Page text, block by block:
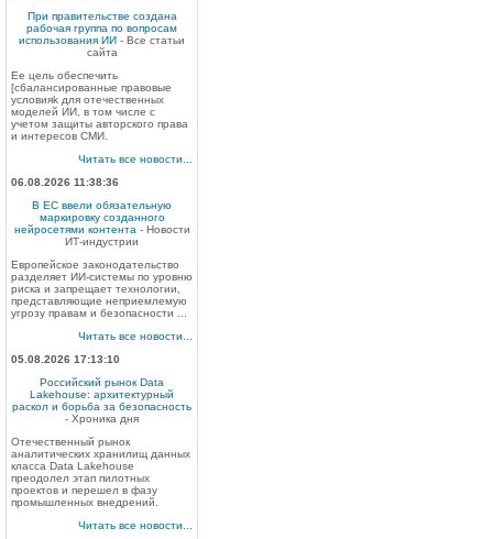
При правительстве создана
рабочая группа по вопросам
использования ИИ - Все статьи
сайта
Ее цель обеспечить
[сбалансированные правовые
условияk для отечественных
моделей ИИ, в том числе с
учетом защиты авторского права
и интересов СМИ.
Читать все новости...
06.08.2026 11:38:36
В ЕС ввели обязательную
маркировку созданного
нейросетями контента - Новости
ИТ-индустрии
Европейское законодательство
разделяет ИИ-системы по уровню
риска и запрещает технологии,
представляющие неприемлемую
угрозу правам и безопасности ...
Читать все новости...
05.08.2026 17:13:10
Российский рынок Data
Lakehouse: архитектурный
раскол и борьба за безопасность
- Хроника дня
Отечественный рынок
аналитических хранилищ данных
класса Data Lakehouse
преодолел этап пилотных
проектов и перешел в фазу
промышленных внедрений.
Читать все новости...